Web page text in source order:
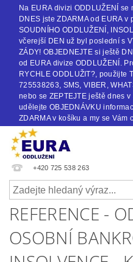
Na EURA divizi ODDLUŽENÍ
DNES jste ZDARMA od EURA v
SOUDNÍHO ODDLUŽENÍ,
včerejší DEN už byl poslední s
ZÁDY! OBJEDNEJTE si ještě
od EURA divize ODDLUŽENÍ.
RYCHLE ODDLUŽIT?, použijte
725538263, SMS, VIBER,
nebo se ZEPTEJTE ještě dnes
udělejte OBJEDNÁVKU
ZDARMA v košíku a my se Vám
+420 725 538 263
REFERENCE -
OSOBNÍ